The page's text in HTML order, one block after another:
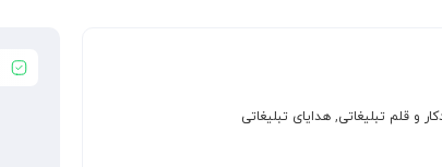
و قلم تبلیغاتی, هدایای تبلیغاتی